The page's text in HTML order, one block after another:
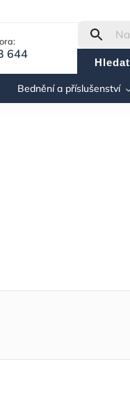
644
Hledat
Bednění a příslušenství